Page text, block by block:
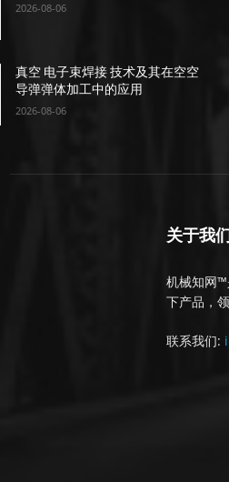
2026-08-06
真空 电子束焊接 技术及其在空空
导弹弹体加工中的应用
2026-08-06
关于我
机械知网
下产品，
联系我们: